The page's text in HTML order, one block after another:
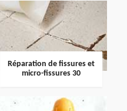
Réparation de fissures et
micro-fissures 30